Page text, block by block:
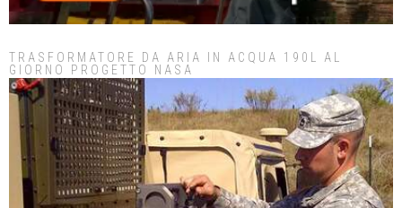
TRASFORMATORE DA ARIA IN ACQUA 190L AL
GIORNO PROGETTO NASA